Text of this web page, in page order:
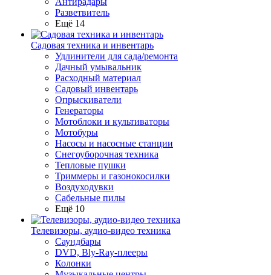
Разветвитель
Ещё 14
Садовая техника и инвентарь
Удлинители для сада/ремонта
Дачный умывальник
Расходный материал
Садовый инвентарь
Опрыскиватели
Генераторы
Мотоблоки и культиваторы
Мотобуры
Насосы и насосные станции
Снегоуборочная техника
Тепловые пушки
Триммеры и газонокосилки
Воздуходувки
Сабельные пилы
Ещё 10
Телевизоры, аудио-видео техника
Саундбары
DVD, Bly-Ray-плееры
Колонки